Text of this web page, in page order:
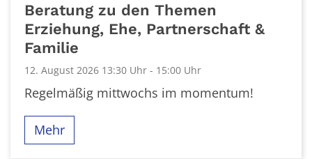
Beratung zu den Themen
Erziehung, Ehe, Partnerschaft &
Familie
12. August 2026 13:30 Uhr - 15:00 Uhr
Regelmäßig mittwochs im momentum!
Mehr